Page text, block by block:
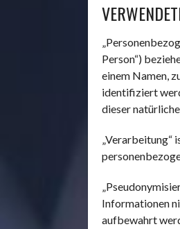
Person“)
einem Namen,
identifiziert
dieser
„Verarbeitung“
Informationen
aufbewahrt